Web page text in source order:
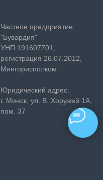
Частное предприятие
"Бувардия"
УНП 191607701,
регистрация 26.07.2012,
Мингорисполком
Юридический адрес:
г. Минск, ул. В. Хоружей 1А,
пом. 37